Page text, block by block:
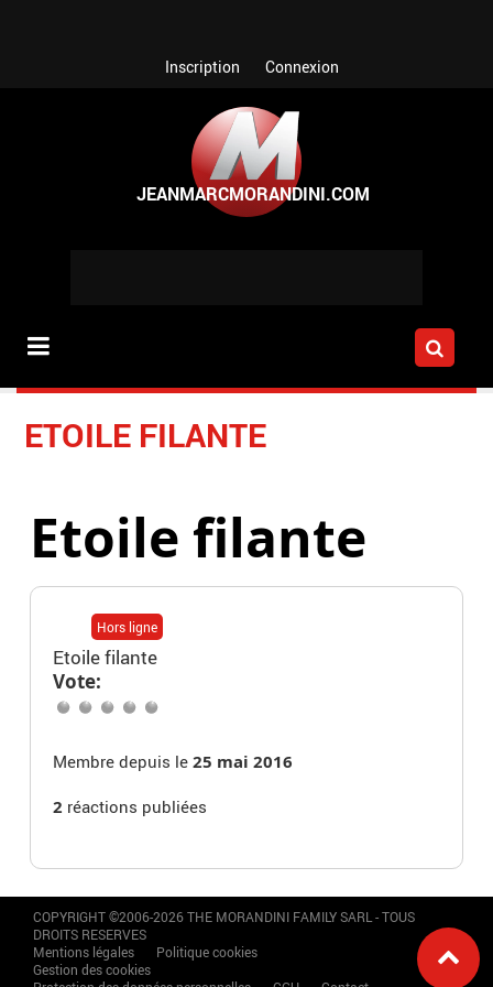
Inscription Connexion
ETOILE FILANTE
Etoile filante
Hors ligne
Etoile filante
Vote:
Membre depuis le25 mai 2016
2 réactions publiées
COPYRIGHT ©2006-2026 THE MORANDINI FAMILY SARL - TOUS
DROITS RESERVES
Mentions légales
Politique cookies
Gestion des cookies